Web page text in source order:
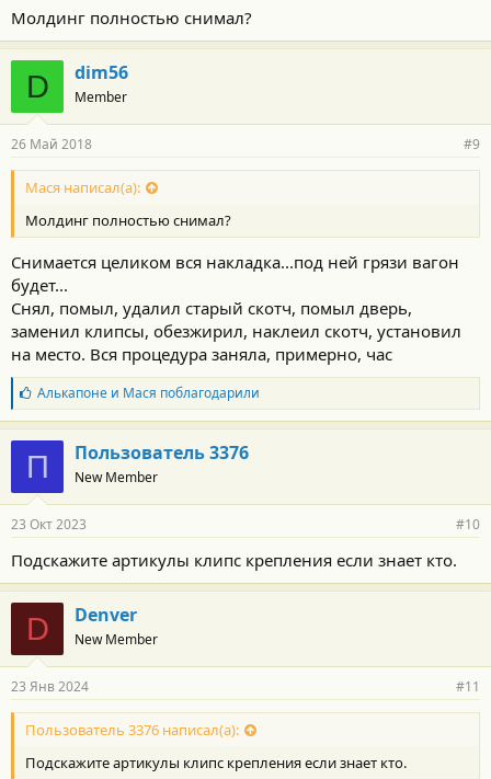
Молдинг полностью снимал?
D dim56
Member
26 Май 2018 #9
Мася написал(а):
Молдинг полностью снимал?
Снимается целиком вся накладка...под ней грязи вагон
будет...
Снял, помыл, удалил старый скотч, помыл дверь,
заменил клипсы, обезжирил, наклеил скотч, установил
на место. Вся процедура заняла, примерно, час
Б
л
а
г
о
а
н
с
т
и
:
Алькапонеи Мася поблагодарили
П Пользователь 3376
New Member
23 Окт 2023 #10
Подскажите артикулы клипс крепления если знает кто.
D Denver
New Member
23 Янв 2024 #11
Пользователь 3376 написал(а):
Подскажите артикулы клипс крепления если знает кто.